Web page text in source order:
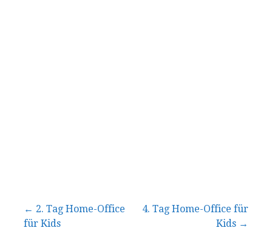
Beitragsnavigation
← 2. Tag Home-Office
für Kids
4. Tag Home-Office für
Kids →